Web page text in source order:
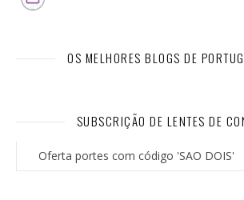
OS MELHORES BLOGS DE
SUBSCRIÇÃO DE LENTES DE
Oferta portes com código 'SAO DOIS'